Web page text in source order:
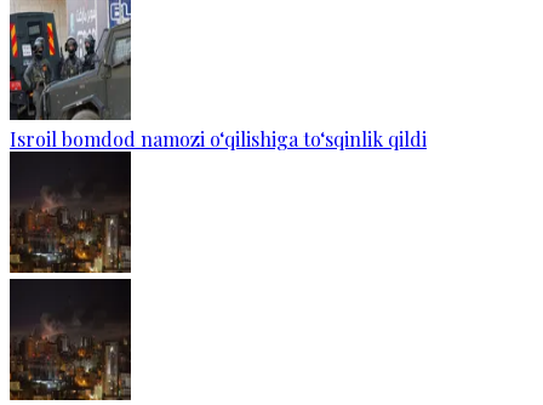
Isroil bomdod namozi o‘qilishiga to‘sqinlik qildi